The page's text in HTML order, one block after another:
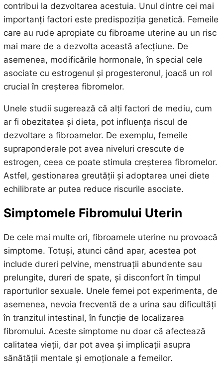
contribui la dezvoltarea acestuia. Unul dintre cei mai
importanți factori este predispoziția genetică. Femeile
care au rude apropiate cu fibroame uterine au un risc
mai mare de a dezvolta această afecțiune. De
asemenea, modificările hormonale, în special cele
asociate cu estrogenul și progesteronul, joacă un rol
crucial în creșterea fibromelor.
Unele studii sugerează că alți factori de mediu, cum
ar fi obezitatea și dieta, pot influența riscul de
dezvoltare a fibroamelor. De exemplu, femeile
supraponderale pot avea niveluri crescute de
estrogen, ceea ce poate stimula creșterea fibromelor.
Astfel, gestionarea greutății și adoptarea unei diete
echilibrate ar putea reduce riscurile asociate.
Simptomele Fibromului Uterin
De cele mai multe ori, fibroamele uterine nu provoacă
simptome. Totuși, atunci când apar, acestea pot
include dureri pelvine, menstruații abundente sau
prelungite, dureri de spate, și disconfort în timpul
raporturilor sexuale. Unele femei pot experimenta, de
asemenea, nevoia frecventă de a urina sau dificultăți
în tranzitul intestinal, în funcție de localizarea
fibromului. Aceste simptome nu doar că afectează
calitatea vieții, dar pot avea și implicații asupra
sănătății mentale și emoționale a femeilor.